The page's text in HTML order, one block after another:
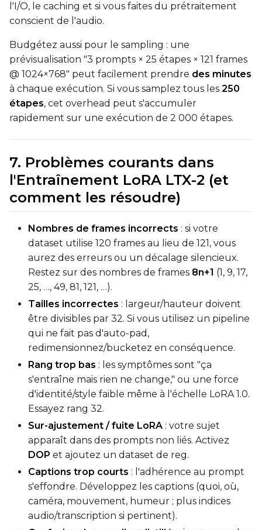
l'I/O, le caching et si vous faites du prétraitement
conscient de l'audio.
Budgétez aussi pour le sampling : une
prévisualisation "3 prompts × 25 étapes × 121 frames
@ 1024×768" peut facilement prendre des minutes
à chaque exécution. Si vous samplez tous les 250
étapes, cet overhead peut s'accumuler
rapidement sur une exécution de 2 000 étapes.
7. Problèmes courants dans
l'Entraînement LoRA LTX-2 (et
comment les résoudre)
Nombres de frames incorrects : si votre
dataset utilise 120 frames au lieu de 121, vous
aurez des erreurs ou un décalage silencieux.
Restez sur des nombres de frames 8n+1 (1, 9, 17,
25, …, 49, 81, 121, …).
Tailles incorrectes : largeur/hauteur doivent
être divisibles par 32. Si vous utilisez un pipeline
qui ne fait pas d'auto-pad,
redimensionnez/bucketez en conséquence.
Rang trop bas : les symptômes sont "ça
s'entraîne mais rien ne change," ou une force
d'identité/style faible même à l'échelle LoRA 1.0.
Essayez rang 32.
Sur-ajustement / fuite LoRA : votre sujet
apparaît dans des prompts non liés. Activez
DOP et ajoutez un dataset de reg.
Captions trop courts : l'adhérence au prompt
s'effondre. Développez les captions (quoi, où,
caméra, mouvement, humeur ; plus indices
audio/transcription si pertinent).